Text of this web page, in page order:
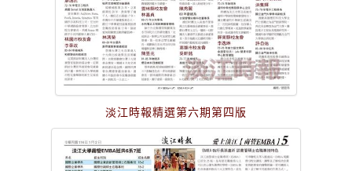
淡江時報精選第六期第四版